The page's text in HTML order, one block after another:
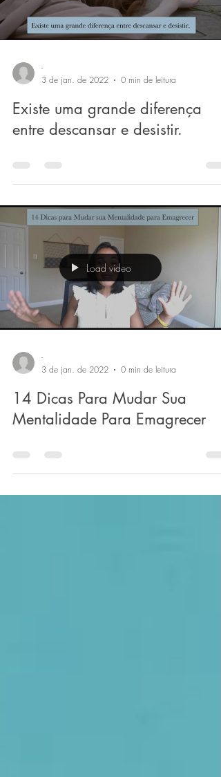
Load video
3 de jan. de 2022
0 min de leitura
Existe uma grande diferença
entre descansar e desistir.
Load video
3 de jan. de 2022
0 min de leitura
14 Dicas Para Mudar Sua
Mentalidade Para Emagrecer